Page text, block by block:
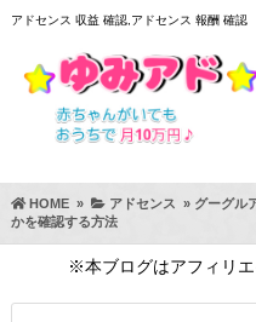
アドセンス 収益 確認,アドセンス 報酬 確認
HOME» アドセンス » グーグル
かを確認する方法
※本ブログはアフィリエ